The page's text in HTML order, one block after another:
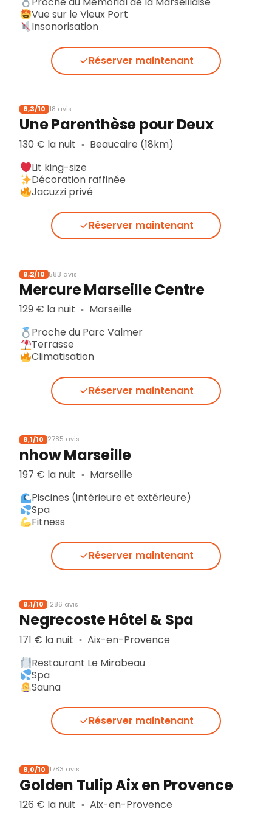
Vue sur le Vieux Port
Insonorisation
Réserver maintenant
8,3/10 18 avis
Une Parenthèse pour Deux
130 € la nuit ▪︎ Beaucaire (18km)
Lit king-size
Décoration raffinée
Jacuzzi privé
Réserver maintenant
8,2/10 583 avis
Mercure Marseille Centre
129 € la nuit ▪︎ Marseille
Proche du Parc Valmer
Terrasse
Climatisation
Réserver maintenant
8,1/10 2785 avis
nhow Marseille
197 € la nuit ▪︎ Marseille
Piscines (intérieure et extérieure)
Spa
Fitness
Réserver maintenant
8,1/10 1286 avis
Negrecoste Hôtel & Spa
171 € la nuit ▪︎ Aix-en-Provence
Restaurant Le Mirabeau
Spa
Sauna
Réserver maintenant
8,0/10 1783 avis
Golden Tulip Aix en Provence
126 € la nuit ▪︎ Aix-en-Provence